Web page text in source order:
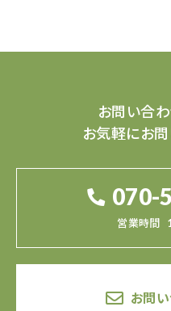
お問い合
お気軽にお
070-
営業時間
お問